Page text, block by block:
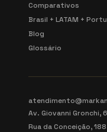
Comparativos
Brasil + LATAM +
Blog
Glossário
Av. Giovanni Gronchi,
Rua da Conceição,